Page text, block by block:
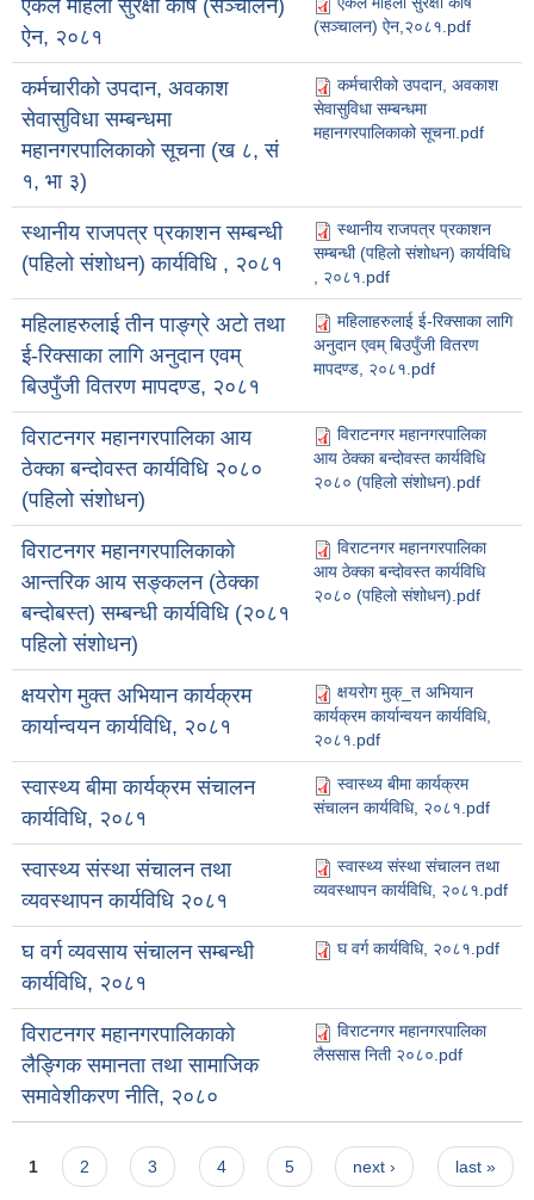
एकल महिला सुरक्षा कोष (सञ्चालन)
ऐन, २०८१
(सञ्चालन) ऐन,२०८१.pdf
कर्मचारीको उपदान, अवकाश
सेवासुविधा सम्बन्धमा
महानगरपालिकाको सूचना (ख ८, सं
१, भा ३)
कर्मचारीको उपदान, अवकाश
सेवासुविधा सम्बन्धमा
महानगरपालिकाको सूचना.pdf
स्थानीय राजपत्र प्रकाशन सम्बन्धी
(पहिलो संशोधन) कार्यविधि , २०८१
स्थानीय राजपत्र प्रकाशन
सम्बन्धी (पहिलो संशोधन) कार्यविधि
, २०८१.pdf
महिलाहरुलाई तीन पाङ्ग्रे अटो तथा
ई-रिक्साका लागि अनुदान एवम्
बिउपुँजी वितरण मापदण्ड, २०८१
महिलाहरुलाई ई-रिक्साका लागि
अनुदान एवम् बिउपुँजी वितरण
मापदण्ड, २०८१.pdf
विराटनगर महानगरपालिका आय
ठेक्का बन्दोवस्त कार्यविधि २०८०
(पहिलो संशोधन)
विराटनगर महानगरपालिका
आय ठेक्का बन्दोवस्त कार्यविधि
२०८० (पहिलो संशोधन).pdf
विराटनगर महानगरपालिकाको
आन्तरिक आय सङ्कलन (ठेक्का
बन्दोबस्त) सम्बन्धी कार्यविधि (२०८१
पहिलो संशोधन)
विराटनगर महानगरपालिका
आय ठेक्का बन्दोवस्त कार्यविधि
२०८० (पहिलो संशोधन).pdf
क्षयरोग मुक्त अभियान कार्यक्रम
कार्यान्वयन कार्यविधि, २०८१
क्षयरोग मुक्_त अभियान
कार्यक्रम कार्यान्वयन कार्यविधि,
२०८१.pdf
स्वास्थ्य बीमा कार्यक्रम संचालन
कार्यविधि, २०८१
स्वास्थ्य बीमा कार्यक्रम
संचालन कार्यविधि, २०८१.pdf
स्वास्थ्य संस्था संचालन तथा
व्यवस्थापन कार्यविधि २०८१
स्वास्थ्य संस्था संचालन तथा
व्यवस्थापन कार्यविधि, २०८१.pdf
घ वर्ग व्यवसाय संचालन सम्बन्धी
कार्यविधि, २०८१
घ वर्ग कार्यविधि, २०८१.pdf
विराटनगर महानगरपालिकाको
लैङ्गिक समानता तथा सामाजिक
समावेशीकरण नीति, २०८०
विराटनगर महानगरपालिका
लैससास निती २०८०.pdf
Pages
1 2 3 4 5 next › last »